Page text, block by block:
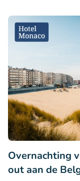
Overnachting
out aan de